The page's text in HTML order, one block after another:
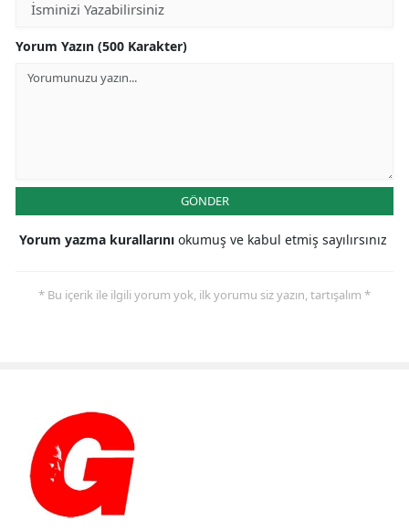
Yorum Yazın (500 Karakter)
GÖNDER
Yorum yazma kurallarını okumuş ve kabul etmiş sayılırsınız
* Bu içerik ile ilgili yorum yok, ilk yorumu siz yazın, tartışalım *